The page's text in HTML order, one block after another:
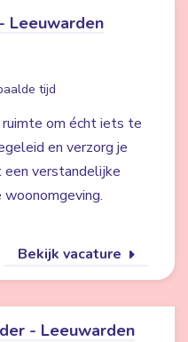
Leeuwarden
tijd
om écht iets te
en verzorg je
verstandelijke
woonomgeving.
Bekijk vacature
- Leeuwarden